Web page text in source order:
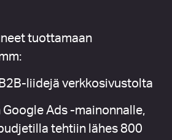
tuottamaan
liidejä verkkosivustolta
Ads -mainonnalle,
tehtiin lähes 800